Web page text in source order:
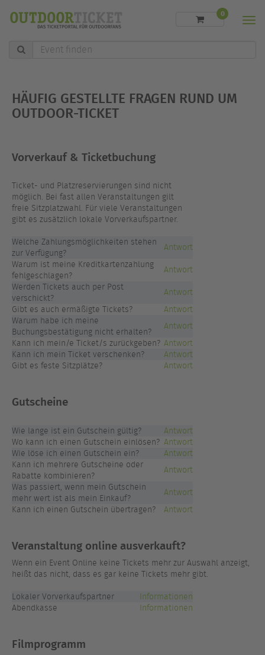
Event
finden
0
HÄUFIG GESTELLTE FRAGEN RUND UM
OUTDOOR-TICKET
Vorverkauf & Ticketbuchung
Ticket- und Platzreservierungen sind nicht
möglich. Bei fast allen Veranstaltungen gilt
freie Sitzplatzwahl. Für viele Veranstaltungen
gibt es zusätzlich lokale Vorverkaufspartner.
Welche Zahlungsmöglichkeiten stehen
zur Verfügung?
Antwort
Warum ist meine Kreditkartenzahlung
fehlgeschlagen?
Antwort
Werden Tickets auch per Post
verschickt?
Antwort
Gibt es auch ermäßigte Tickets?
Antwort
Warum habe ich meine
Buchungsbestätigung nicht erhalten?
Antwort
Kann ich mein/e Ticket/s zurückgeben? Antwort
Kann ich mein Ticket verschenken?
Antwort
Gibt es feste Sitzplätze?
Antwort
Gutscheine
Wie lange ist ein Gutschein gültig?
Antwort
Wo kann ich einen Gutschein einlösen? Antwort
Wie löse ich einen Gutschein ein?
Antwort
Kann ich mehrere Gutscheine oder
Rabatte kombinieren?
Antwort
Was passiert, wenn mein Gutschein
mehr wert ist als mein Einkauf?
Antwort
Kann ich einen Gutschein übertragen?
Antwort
Veranstaltung online ausverkauft?
Wenn ein Event Online keine Tickets mehr zur Auswahl anzeigt,
heißt das nicht, dass es gar keine Tickets mehr gibt.
Lokaler Vorverkaufspartner
Informationen
Abendkasse
Informationen
Filmprogramm